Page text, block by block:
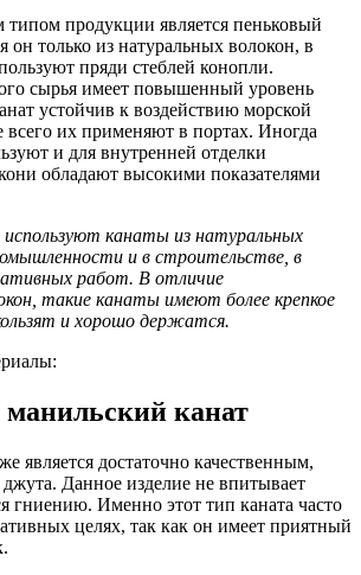
продукции является пеньковый
он только из натуральных волокон, в
пряди стеблей конопли.
сырья имеет повышенный уровень
устойчив к воздействию морской
их применяют в портах. Иногда
и для внутренней отделки
обладают высокими показателями
канаты из натуральных
и в строительстве, в
работ. В отличие
такие канаты имеют более крепкое
и хорошо держатся.
канат
является достаточно качественным,
Данное изделие не впитывает
гниению. Именно этот тип каната часто
целях, так как он имеет приятный